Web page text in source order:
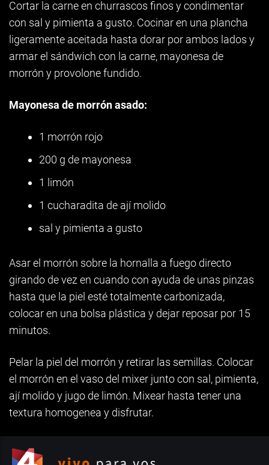
Cortar la carne en churrascos finos y condimentar
con sal y pimienta a gusto. Cocinar en una plancha
ligeramente aceitada hasta dorar por ambos lados y
armar el sándwich con la carne, mayonesa de
morrón y provolone fundido.
Mayonesa de morrón asado:
1 morrón rojo
200 g de mayonesa
1 limón
1 cucharadita de ají molido
sal y pimienta a gusto
Asar el morrón sobre la hornalla a fuego directo
girando de vez en cuando con ayuda de unas pinzas
hasta que la piel esté totalmente carbonizada,
colocar en una bolsa plástica y dejar reposar por 15
minutos.
Pelar la piel del morrón y retirar las semillas. Colocar
el morrón en el vaso del mixer junto con sal, pimienta,
ají molido y jugo de limón. Mixear hasta tener una
textura homogenea y disfrutar.